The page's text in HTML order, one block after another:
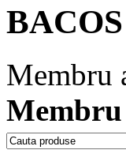
Membru